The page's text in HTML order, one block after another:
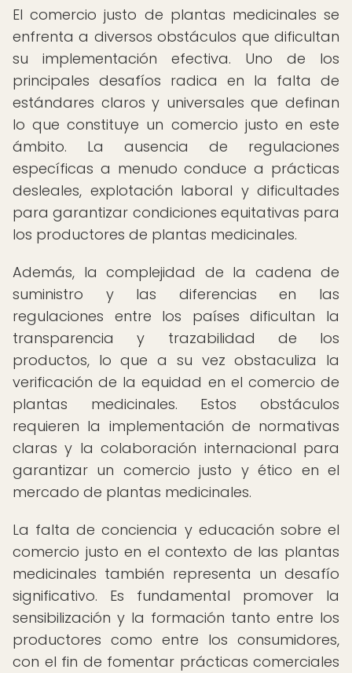
El comercio justo de plantas medicinales se
enfrenta a diversos obstáculos que dificultan
su implementación efectiva. Uno de los
principales desafíos radica en la falta de
estándares claros y universales que definan
lo que constituye un comercio justo en este
ámbito. La ausencia de regulaciones
específicas a menudo conduce a prácticas
desleales, explotación laboral y dificultades
para garantizar condiciones equitativas para
los productores de plantas medicinales.
Además, la complejidad de la cadena de
suministro y las diferencias en las
regulaciones entre los países dificultan la
transparencia y trazabilidad de los
productos, lo que a su vez obstaculiza la
verificación de la equidad en el comercio de
plantas medicinales. Estos obstáculos
requieren la implementación de normativas
claras y la colaboración internacional para
garantizar un comercio justo y ético en el
mercado de plantas medicinales.
La falta de conciencia y educación sobre el
comercio justo en el contexto de las plantas
medicinales también representa un desafío
significativo. Es fundamental promover la
sensibilización y la formación tanto entre los
productores como entre los consumidores,
con el fin de fomentar prácticas comerciales